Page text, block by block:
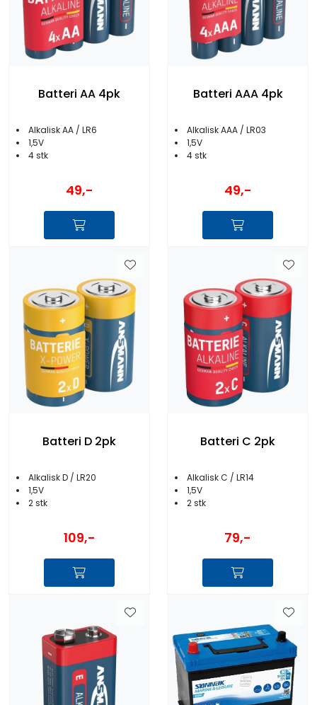
Batteri AA 4pk
Alkalisk AA / LR6
1,5V
4 stk
49,-
Batteri AAA 4pk
Alkalisk AAA / LR03
1,5V
4 stk
49,-
Batteri D 2pk
Alkalisk D / LR20
1,5V
2 stk
109,-
Batteri C 2pk
Alkalisk C / LR14
1,5V
2 stk
79,-